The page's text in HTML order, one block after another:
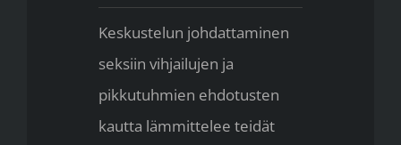
Keskustelun johdattaminen
seksiin vihjailujen ja
pikkutuhmien ehdotusten
kautta lämmittelee teidät